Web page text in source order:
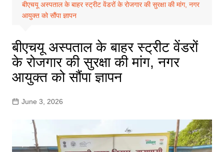
बीएचयू अस्पताल के बाहर स्ट्रीट वेंडरों के रोजगार की सुरक्षा की मांग, नगर
आयुक्त को सौंपा ज्ञापन
बीएचयू अस्पताल के बाहर स्ट्रीट वेंडरों
के रोजगार की सुरक्षा की मांग, नगर
आयुक्त को सौंपा ज्ञापन
June 3, 2026